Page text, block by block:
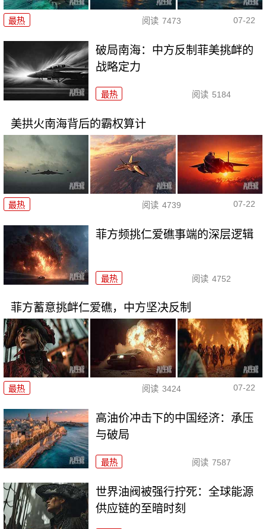
最热 阅读 7473 07-22
破局南海：中方反制菲美挑衅的
战略定力
最热 阅读 5184
美拱火南海背后的霸权算计
最热 阅读 4739 07-22
菲方频挑仁爱礁事端的深层逻辑
最热 阅读 4752
菲方蓄意挑衅仁爱礁，中方坚决反制
最热 阅读 3424 07-22
高油价冲击下的中国经济：承压
与破局
最热 阅读 7587
世界油阀被强行拧死：全球能源
供应链的至暗时刻